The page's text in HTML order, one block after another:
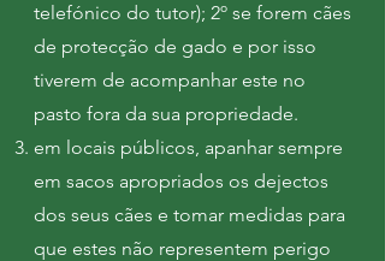
telefónico do tutor); 2º se forem cães
de protecção de gado e por isso
tiverem de acompanhar este no
pasto fora da sua propriedade.
em locais públicos, apanhar sempre
em sacos apropriados os dejectos
dos seus cães e tomar medidas para
que estes não representem perigo